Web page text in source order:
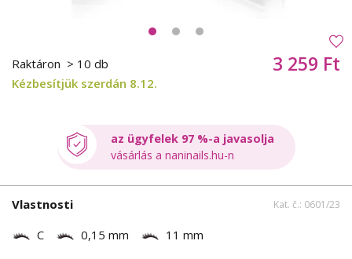
Raktáron > 10 db
Kézbesítjük szerdán 8.12.
3 259 Ft
az ügyfelek 97 %-a javasolja
vásárlás a naninails.hu-n
Vlastnosti Kat. č.: 0601/23
C 0,15 mm 11 mm